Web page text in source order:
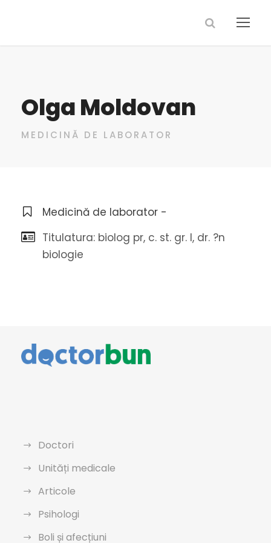
Olga Moldovan
MEDICINĂ DE LABORATOR
Medicină de laborator -
Titulatura: biolog pr, c. st. gr. I, dr. ?n
biologie
Doctori
Unități medicale
Articole
Psihologi
Boli și afecțiuni